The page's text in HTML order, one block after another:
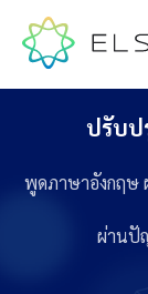
ปรับป
พูดภาษาอังกฤษ
ผ่านปั